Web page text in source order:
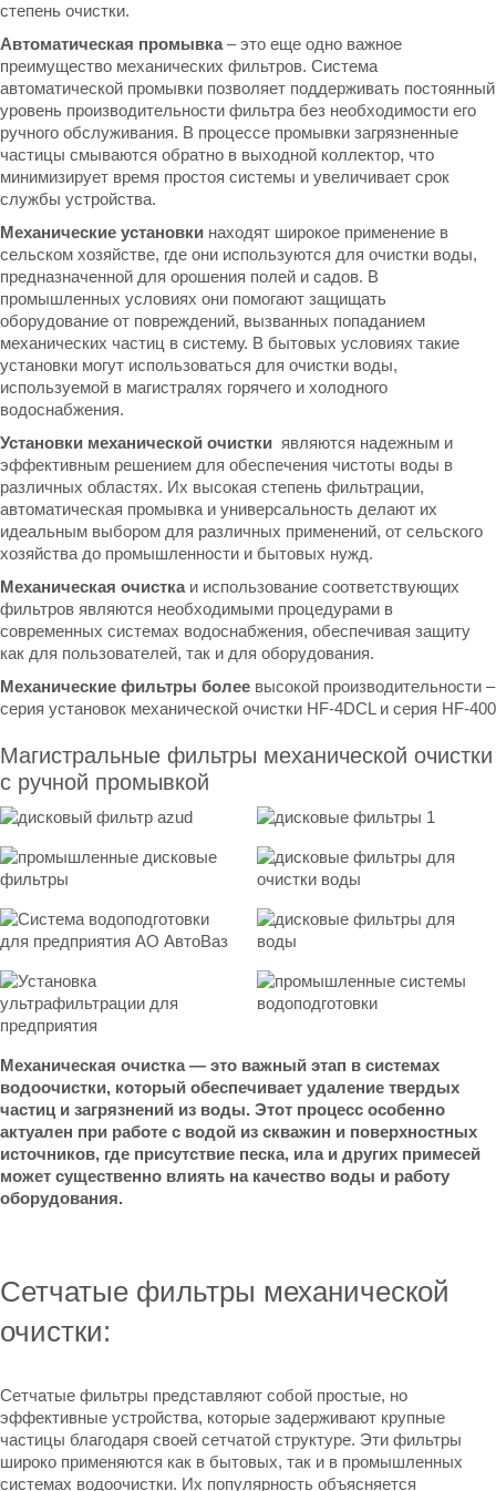
степень очистки.
Автоматическая промывка– это еще одно важное
преимущество механических фильтров. Система
автоматической промывки позволяет поддерживать постоянный
уровень производительности фильтра без необходимости его
ручного обслуживания. В процессе промывки загрязненные
частицы смываются обратно в выходной коллектор, что
минимизирует время простоя системы и увеличивает срок
службы устройства.
Механические установки находят широкое применение в
сельском хозяйстве, где они используются для очистки воды,
предназначенной для орошения полей и садов. В
промышленных условиях они помогают защищать
оборудование от повреждений, вызванных попаданием
механических частиц в систему. В бытовых условиях такие
установки могут использоваться для очистки воды,
используемой в магистралях горячего и холодного
водоснабжения.
Установки механической очистки являются надежным и
эффективным решением для обеспечения чистоты воды в
различных областях. Их высокая степень фильтрации,
автоматическая промывка и универсальность делают их
идеальным выбором для различных применений, от сельского
хозяйства до промышленности и бытовых нужд.
Механическая очисткаи использование соответствующих
фильтров являются необходимыми процедурами в
современных системах водоснабжения, обеспечивая защиту
как для пользователей, так и для оборудования.
Механические фильтры более высокой производительности –
серия установок механической очистки HF-4DCL и серия HF-400
Магистральные фильтры механической очистки
с ручной промывкой
Механическая очистка — это важный этап в системах
водоочистки, который обеспечивает удаление твердых
частиц и загрязнений из воды. Этот процесс особенно
актуален при работе с водой из скважин и поверхностных
источников, где присутствие песка, ила и других примесей
может существенно влиять на качество воды и работу
оборудования.
Сетчатые фильтры механической
очистки:
Сетчатые фильтры представляют собой простые, но
эффективные устройства, которые задерживают крупные
частицы благодаря своей сетчатой структуре. Эти фильтры
широко применяются как в бытовых, так и в промышленных
системах водоочистки. Их популярность объясняется